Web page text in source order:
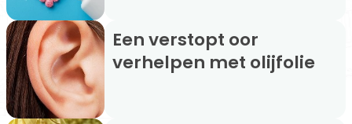
Een verstopt oor
verhelpen met olijfolie